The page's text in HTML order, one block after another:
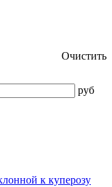
Очистить
руб